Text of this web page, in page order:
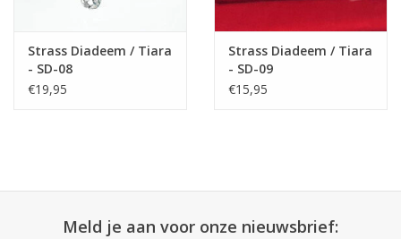
Strass Diadeem / Tiara
- SD-08
€19,95
Strass Diadeem / Tiara
- SD-09
€15,95
Meld je aan voor onze nieuwsbrief: